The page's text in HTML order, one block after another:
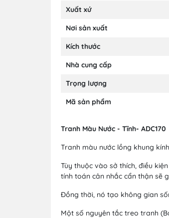
Xuất xứ
Nơi sản xuất
Kích thước
Nhà cung cấp
Trọng lượng
Mã sản phẩm
Tranh Màu Nước - Tĩnh- ADC170
Tranh màu nước lồng khung
Tùy thuộc vào sở thích, điều
tính toán cân nhắc cẩn thận sẽ
Đồng thời, nó tạo không gian
Một số nguyên tắc treo tranh